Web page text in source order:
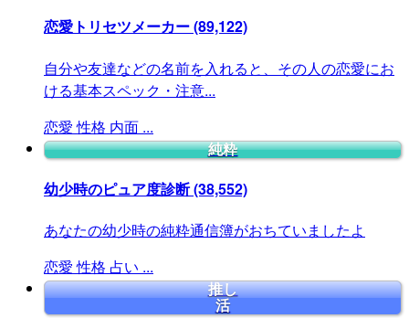
恋愛トリセツメーカー(89,122)
自分や友達などの名前を入れると、その人の恋愛にお
ける基本スペック・注意...
恋愛 性格 内面 ...
純粋
幼少時のピュア度診断(38,552)
あなたの幼少時の純粋通信簿がおちていましたよ
恋愛 性格 占い ...
推し
活